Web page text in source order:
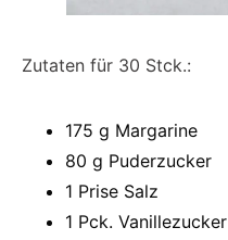
Zutaten für 30 Stck.:
175 g Margarine
80 g Puderzucker
1 Prise Salz
1 Pck. Vanillezucker